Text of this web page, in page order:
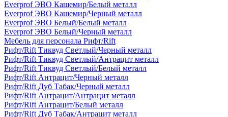
Everprof ЭВО Кашемир/Белый металл
Everprof ЭВО Кашемир/Черный металл
Everprof ЭВО Белый/Белый металл
Everprof ЭВО Белый/Черный металл
Мебель для персонала Рифт/Rift
Рифт/Rift Тиквуд Светлый/Черный металл
Рифт/Rift Тиквуд Светлый/Антрацит металл
Рифт/Rift Тиквуд Светлый/Белый металл
Рифт/Rift Антрацит/Черный металл
Рифт/Rift Дуб Табак/Черный металл
Рифт/Rift Антрацит/Антрацит металл
Рифт/Rift Антрацит/Белый металл
Рифт/Rift Дуб Табак/Антрацит металл